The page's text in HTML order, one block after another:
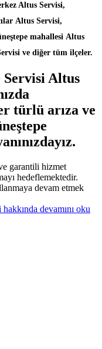
Altus Servisi,
Altus Servisi,
mahallesi Altus
ve diğer tüm ilçeler.
Altus
türlü arıza ve
garantili hizmet
hedeflemektedir.
devam etmek
devamını oku